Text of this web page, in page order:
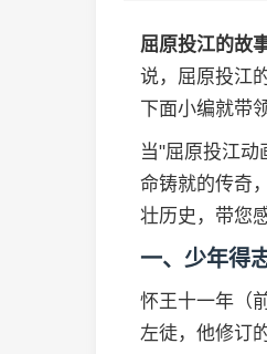
屈原投江的故
说，屈原投江
下面小编就带
当"屈原投江
命铸就的传奇
壮历史，带您
一、少年得
怀王十一年（
左徒，他修订